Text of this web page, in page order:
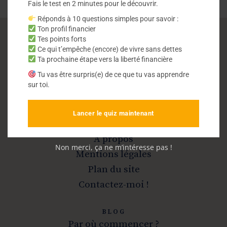
Vivre sans dettes
Sortir de la dette et devenir libre
INFOS
A propos
Mentions légales
Plan du site
Contactez-moi !
BLOG
Par où commencer ?
Fais le test en 2 minutes pour le découvrir.
Réponds à 10 questions simples pour savoir :
Ton profil financier
Tes points forts
Ce qui t’empêche (encore) de vivre sans dettes
Ta prochaine étape vers la liberté financière
Tu vas être surpris(e) de ce que tu vas apprendre
sur toi.
Lancer le quiz maintenant
Non merci, ça ne m’intéresse pas !